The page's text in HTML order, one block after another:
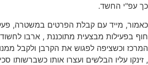
החשד.
מייד עם קבלת הפרטים במשטרה, פעלו
וכשציפה לפגוש את הקרבן ולקבל ממנו את
עליו הבלשים ועצרו אותו כשברשותו סכין